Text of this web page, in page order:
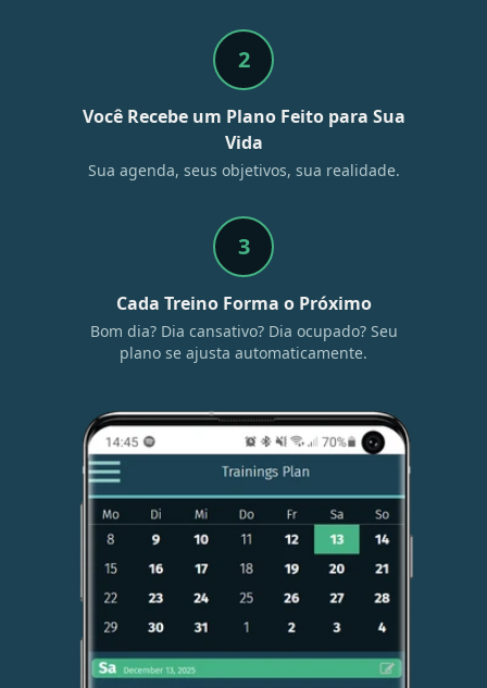
2
Você Recebe um Plano Feito para Sua
Vida
Sua agenda, seus objetivos, sua realidade.
3
Cada Treino Forma o Próximo
Bom dia? Dia cansativo? Dia ocupado? Seu
plano se ajusta automaticamente.